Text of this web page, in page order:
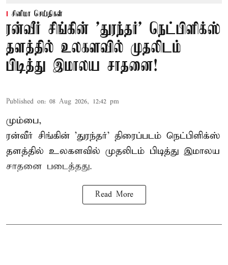
சினிமா செய்திகள்
ரன்வீர் சிங்கின் 'துரந்தர்' நெட்பிளிக்ஸ்
தளத்தில் உலகளவில் முதலிடம்
பிடித்து இமாலய சாதனை!
Published on: 08 Aug 2026, 12:42 pm
மும்பை,
ரன்வீர் சிங்கின் 'துரந்தர்' திரைப்படம் நெட்பிளிக்ஸ்
தளத்தில் உலகளவில் முதலிடம் பிடித்து இமாலய
சாதனை படைத்தது.
Read More